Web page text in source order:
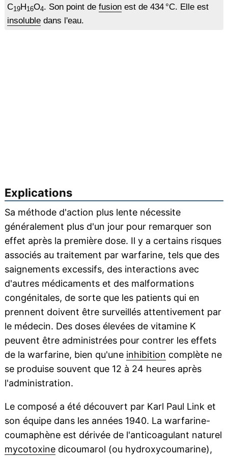
C19H 16O4. Son point de fusionest de 434 °C. Elle est
insolubledans l'eau.
Explications
Sa méthode d'action plus lente nécessite
généralement plus d'un jour pour remarquer son
effet après la première dose. Il y a certains risques
associés au traitement par warfarine, tels que des
saignements excessifs, des interactions avec
d'autres médicaments et des malformations
congénitales, de sorte que les patients qui en
prennent doivent être surveillés attentivement par
le médecin. Des doses élevées de vitamine K
peuvent être administrées pour contrer les effets
de la warfarine, bien qu'une inhibition complète ne
se produise souvent que 12 à 24 heures après
l'administration.
Le composé a été découvert par Karl Paul Link et
son équipe dans les années 1940. La warfarine-
coumaphène est dérivée de l'anticoagulant naturel
mycotoxinedicoumarol (ou hydroxycoumarine),